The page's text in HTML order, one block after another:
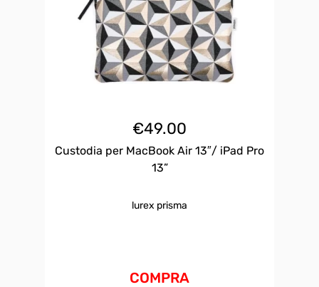
€49.00
Custodia per MacBook Air 13″/ iPad Pro
13”
lurex prisma
COMPRA